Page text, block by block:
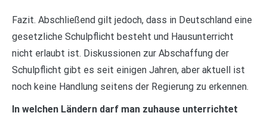
Fazit. Abschließend gilt jedoch, dass in Deutschland eine
gesetzliche Schulpflicht besteht und Hausunterricht
nicht erlaubt ist. Diskussionen zur Abschaffung der
Schulpflicht gibt es seit einigen Jahren, aber aktuell ist
noch keine Handlung seitens der Regierung zu erkennen.
In welchen Ländern darf man zuhause unterrichtet